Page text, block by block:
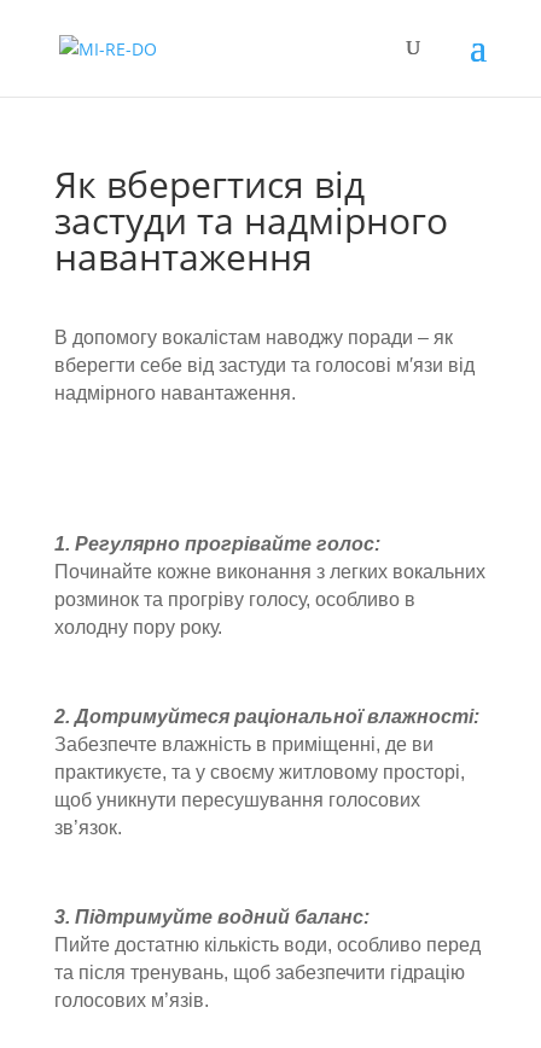
Як вберегтися від
застуди та надмірного
навантаження
В допомогу вокалістам наводжу поради – як
вберегти себе від застуди та голосові м′язи від
надмірного навантаження.
1. Регулярно прогрівайте голос:
Починайте кожне виконання з легких вокальних
розминок та прогріву голосу, особливо в
холодну пору року.
2. Дотримуйтеся раціональної влажності:
Забезпечте влажність в приміщенні, де ви
практикуєте, та у своєму житловому просторі,
щоб уникнути пересушування голосових
зв’язок.
3. Підтримуйте водний баланс:
Пийте достатню кількість води, особливо перед
та після тренувань, щоб забезпечити гідрацію
голосових м’язів.